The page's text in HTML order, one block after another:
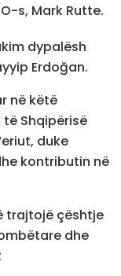
s, Mark Rutte.
dypalësh
Erdoğan.
në këtë
Shqipërisë
duke
kontributin në
trajtojë çështje
dhe